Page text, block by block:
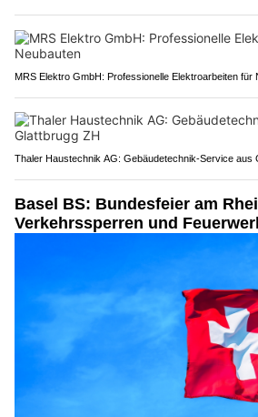
MRS Elektro GmbH: Professionelle Elektroarbeiten für
Thaler Haustechnik AG: Gebäudetechnik-Service aus
Basel BS: Bundesfeier am
Verkehrssperren und